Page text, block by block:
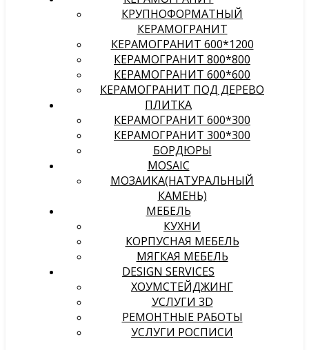
КРУПНОФОРМАТНЫЙ
КЕРАМОГРАНИТ
КЕРАМОГРАНИТ 600*1200
КЕРАМОГРАНИТ 800*800
КЕРАМОГРАНИТ 600*600
КЕРАМОГРАНИТ ПОД ДЕРЕВО
ПЛИТКА
КЕРАМОГРАНИТ 600*300
КЕРАМОГРАНИТ 300*300
БОРДЮРЫ
MOSAIC
МОЗАИКА(НАТУРАЛЬНЫЙ
КАМЕНЬ)
МЕБЕЛЬ
КУХНИ
КОРПУСНАЯ МЕБЕЛЬ
МЯГКАЯ МЕБЕЛЬ
DESIGN SERVICES
ХОУМСТЕЙДЖИНГ
УСЛУГИ 3D
РЕМОНТНЫЕ РАБОТЫ
УСЛУГИ РОСПИСИ